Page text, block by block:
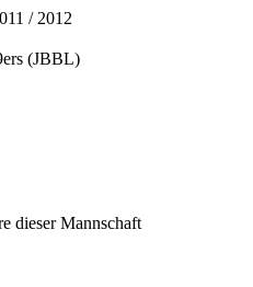
/ 2012
(JBBL)
dieser Mannschaft